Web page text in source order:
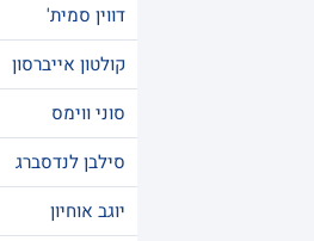
דווין סמית'
קולטון אייברסון
סוני ווימס
סילבן לנדסברג
יוגב אוחיון